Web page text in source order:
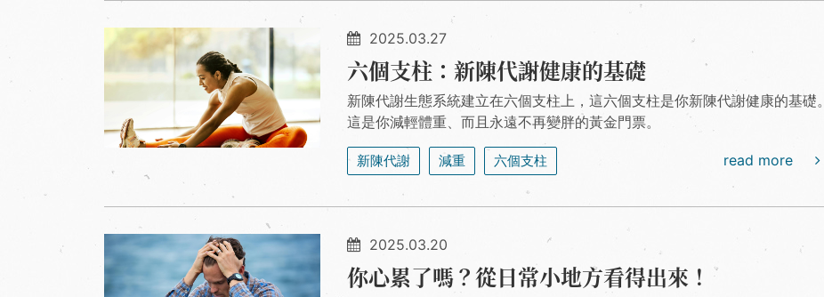
2025.03.27
六個支柱：新陳代謝健康的基礎
新陳代謝生態系統建立在六個支柱上，這六個支柱是你新陳代謝健康的基礎。
這是你減輕體重、而且永遠不再變胖的黃金門票。
新陳代謝 減重 六個支柱 read more
2025.03.20
你心累了嗎？從日常小地方看得出來！